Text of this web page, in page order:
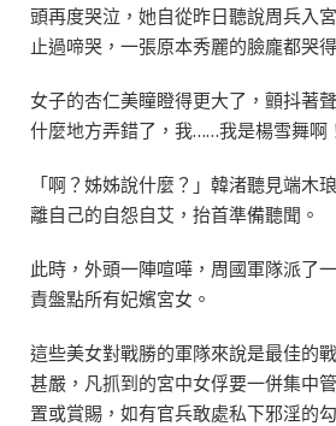
頭再度哭泣，她自從昨日聽說周兵入
止過啼哭，一張原本秀麗的臉龐都哭
女子的杏仁美瞳瞪得更大了，顫抖著
什麼地方弄錯了，我……我是楊雪舞啊
「啊？姊姊說什麼？」韓渚聽見端木
離自己的自怨自艾，抬首準備聽聞。
此時，外頭一陣喧嘩，周國軍隊派了
責盤點所有妃嬪宮女。
這些美女對戰勝的軍隊來說是最佳的
甚嚴，凡抓到的宮中女俘要一併集中
置或賞賜，如有官兵敢處私下邪淫的